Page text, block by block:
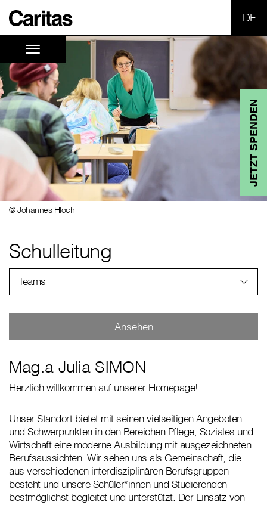
JETZT SPENDEN
Schulleitung
© Johannes Hloch
Teams
Ansehen
Mag.a Julia SIMON
Herzlich willkommen auf unserer Homepage!
Unser Standort bietet mit seinen vielseitigen Angeboten
und Schwerpunkten in den Bereichen Pflege, Soziales und
Wirtschaft eine moderne Ausbildung mit ausgezeichneten
Berufsaussichten. Wir sehen uns als Gemeinschaft, die
aus verschiedenen interdisziplinären Berufsgruppen
besteht und unsere Schüler*innen und Studierenden
bestmöglichst begleitet und unterstützt. Der Einsatz von